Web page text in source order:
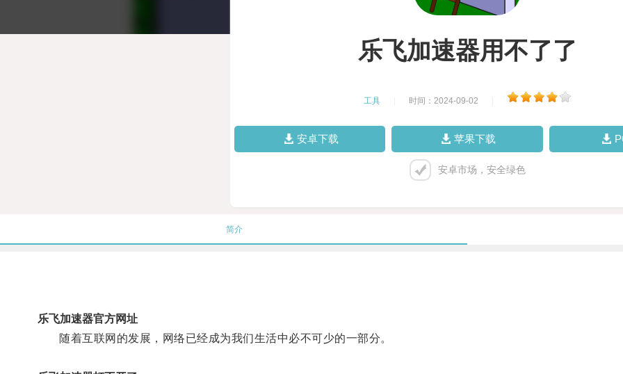
乐飞加速器用不了了
工具 时间：2024-09-02
安卓下载 苹果下载
安卓市场，安全绿色
简介
乐飞加速器官方网址
随着互联网的发展，网络已经成为我们生活中必不可少的一部分。